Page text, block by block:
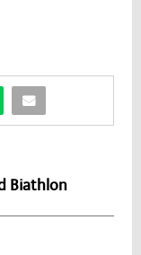
Biathlon